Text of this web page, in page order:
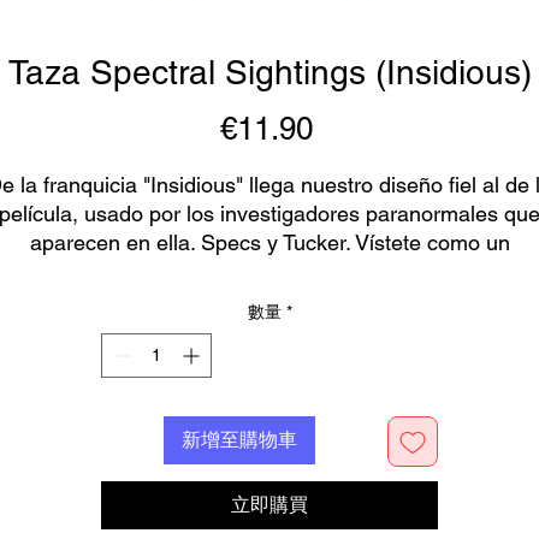
Taza Spectral Sightings (Insidious)
€11.90價
la franquicia "Insidious" llega nuestro diseño fiel al de
película, usado por los investigadores paranormales que
aparecen en ella. Specs y Tucker. Vístete como un
producto está hecho especialmente para tí, tan pronto
más en entregárselo. Hacer productos customizados en
de a granel ayuda a reducir la sobreproducción, ¡así
que gracias por tomar decisiones de compra bien
pensadas!
數量 *
新增至購物車
立即購買